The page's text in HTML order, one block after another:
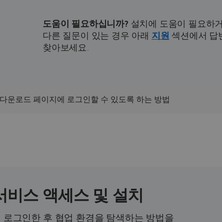
도움이 필요하십니까?설치에 도움이 필요하
다른 질문이 있는 경우 아래 지원 섹션에서 답
찾아보세요.
운로드 페이지에 로그인할 수 있도록 하는 방법
비스 액세스 및 설치
로그인한 후 협업 환경을 탐색하는 방법을